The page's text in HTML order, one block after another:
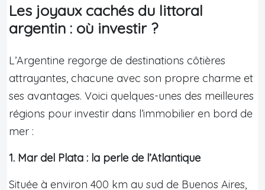
Les joyaux cachés du littoral
argentin : où investir ?
L’Argentine regorge de destinations côtières
attrayantes, chacune avec son propre charme et
ses avantages. Voici quelques-unes des meilleures
régions pour investir dans l’immobilier en bord de
mer :
1. Mar del Plata : la perle de l’Atlantique
Située à environ 400 km au sud de Buenos Aires,